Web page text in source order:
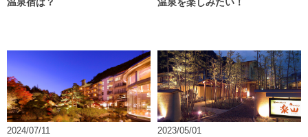
温泉宿は？
温泉を楽しみたい！
2024/07/11
2023/05/01